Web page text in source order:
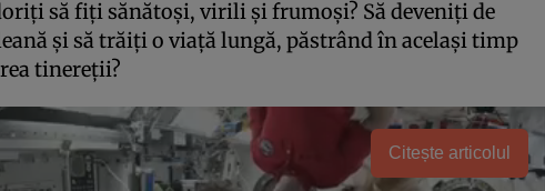
să fiți sănătoși, virili și frumoși? Să deveniți de
și să trăiți o viață lungă, păstrând în același timp
tinereții?
Citește articolul